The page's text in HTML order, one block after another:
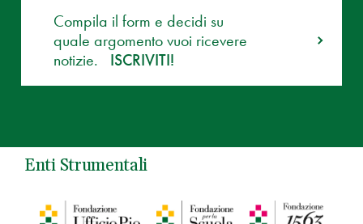
Compila il form e decidi su
quale argomento vuoi ricevere
notizie.
ISCRIVITI!
Enti Strumentali